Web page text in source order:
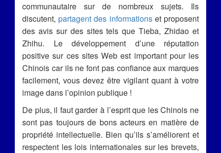
communautaire sur de nombreux sujets. Ils
discutent,partagent des informationset proposent
des avis sur des sites tels que Tieba, Zhidao et
Zhihu. Le développement d’une réputation
positive sur ces sites Web est important pour les
Chinois car ils ne font pas confiance aux marques
facilement, vous devez être vigilant quant à votre
image dans l’opinion publique !
De plus, il faut garder à l’esprit que les Chinois ne
sont pas toujours de bons acteurs en matière de
propriété intellectuelle. Bien qu’ils s’améliorent et
respectent les lois internationales sur les brevets,